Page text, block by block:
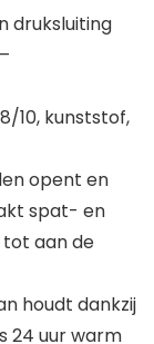
druksluiting
10, kunststof,
opent en
spat- en
tot aan de
houdt dankzij
24 uur warm